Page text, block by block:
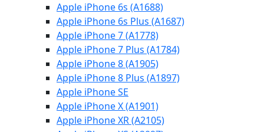
Apple iPhone 6s (A1688)
Apple iPhone 6s Plus (A1687)
Apple iPhone 7 (A1778)
Apple iPhone 7 Plus (A1784)
Apple iPhone 8 (A1905)
Apple iPhone 8 Plus (A1897)
Apple iPhone SE
Apple iPhone X (A1901)
Apple iPhone XR (A2105)